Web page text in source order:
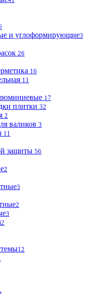
и углоформирующие3
26
16
11
17
плитки 32
2
валиков 3
11
защиты 56
2
3
2
3
2
12